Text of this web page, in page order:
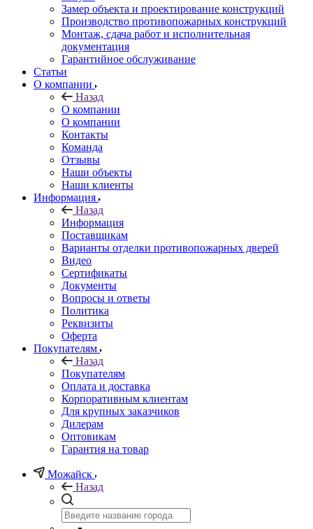
Замер объекта и проектирование конструкций
Производство противопожарных конструкций
Монтаж, сдача работ и исполнительная
документация
Гарантийное обслуживание
Статьи
О компании
Назад
О компании
О компании
Контакты
Команда
Отзывы
Наши объекты
Наши клиенты
Информация
Назад
Информация
Поставщикам
Варианты отделки противопожарных дверей
Видео
Сертификаты
Документы
Вопросы и ответы
Политика
Реквизиты
Оферта
Покупателям
Назад
Покупателям
Оплата и доставка
Корпоративным клиентам
Для крупных заказчиков
Дилерам
Оптовикам
Гарантия на товар
Можайск
Назад